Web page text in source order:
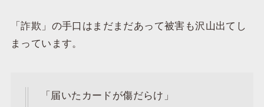
「詐欺」の手口はまだまだあって被害も沢山出てし
まっています。
「届いたカードが傷だらけ」